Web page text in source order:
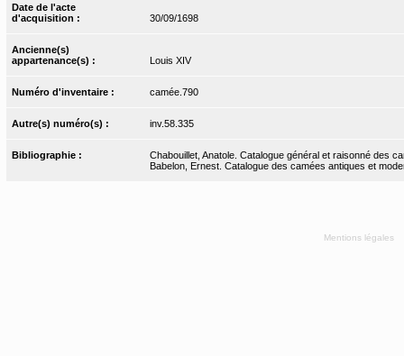
Date de l'acte
d'acquisition :
30/09/1698
Ancienne(s)
appartenance(s) :
Louis XIV
Numéro d'inventaire : camée.790
Autre(s) numéro(s) : inv.58.335
Bibliographie :
Chabouillet, Anatole. Catalogue général et raisonné des
Babelon, Ernest. Catalogue des camées antiques et
Mentions légales